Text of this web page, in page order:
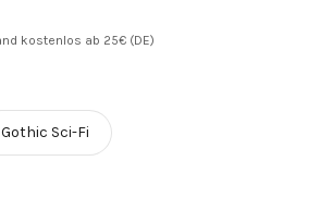
kostenlos ab 25€ (DE)
Gothic Sci-Fi